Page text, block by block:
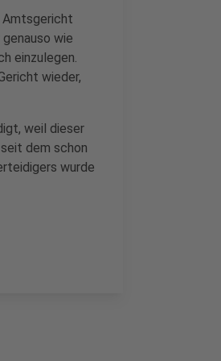
Amtsgericht
wie
einzulegen.
wieder,
weil dieser
dem schon
wurde